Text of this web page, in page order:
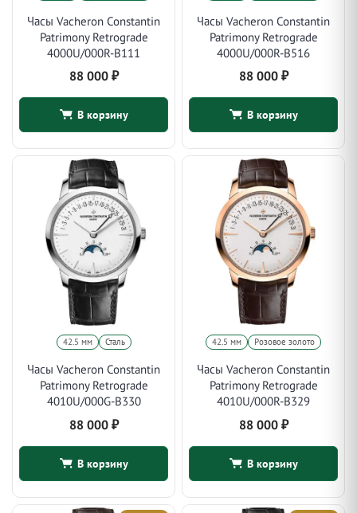
Часы Vacheron Constantin
Patrimony Retrograde
4000U/000R-B111
88 000 ₽
В корзину
Часы Vacheron Constantin
Patrimony Retrograde
4000U/000R-B516
88 000 ₽
В корзину
42.5 мм Сталь
Часы Vacheron Constantin
Patrimony Retrograde
4010U/000G-B330
88 000 ₽
В корзину
42.5 мм Розовое золото
Часы Vacheron Constantin
Patrimony Retrograde
4010U/000R-B329
88 000 ₽
В корзину